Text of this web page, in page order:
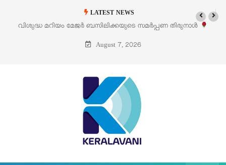
LATEST NEWS
സമർപ്പണ തിരുനാൾ
‘പെറ്റൽസ്’ ലൈഫ് സ്റ്റൈൽ എക്സിബിഷനും
August 7, 2026